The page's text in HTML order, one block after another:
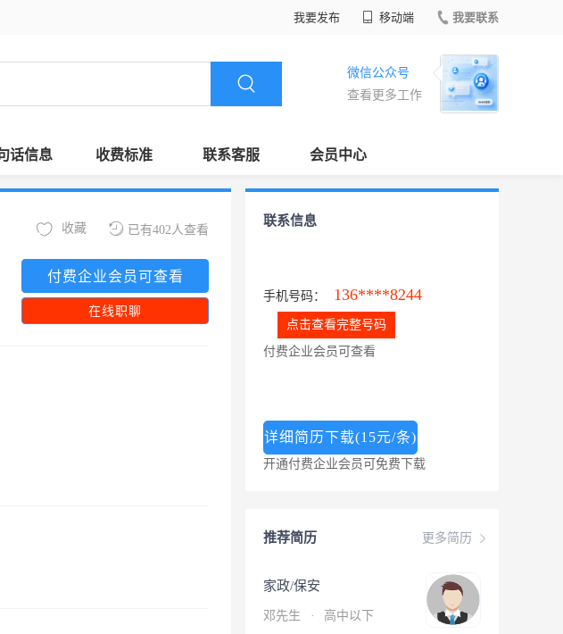
我要发布 移动端 我要联系
微信公众号
查看更多工作
话信息 收费标准 联系客服 会员中心
已有402人查看
收藏
付费企业会员可查看
在线职聊
联系信息
手机号码： 136****8244
点击查看完整号码
付费企业会员可查看
详细简历下载(15元/条)
开通付费企业会员可免费下载
更多简历
推荐简历
家政/保安
邓先生 · 高中以下